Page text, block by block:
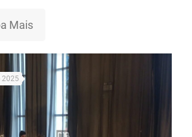
Mais
2025